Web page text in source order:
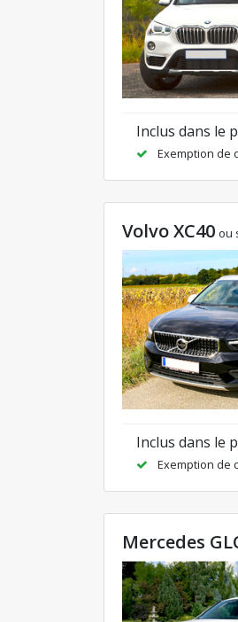
Inclus dans le
Exemption de
Volvo XC40 ou
Inclus dans le
Exemption de
Mercedes